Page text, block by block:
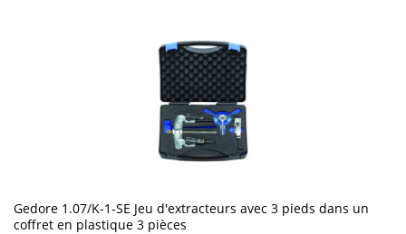
Gedore 1.07/K-1-SE Jeu d'extracteurs avec 3 pieds dans un
coffret en plastique 3 pièces